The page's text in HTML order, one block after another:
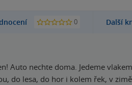
0 Další
Auto nechte doma. Jedeme
do lesa, do hor i kolem řek, v